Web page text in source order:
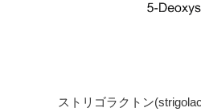
ストリゴラクトン